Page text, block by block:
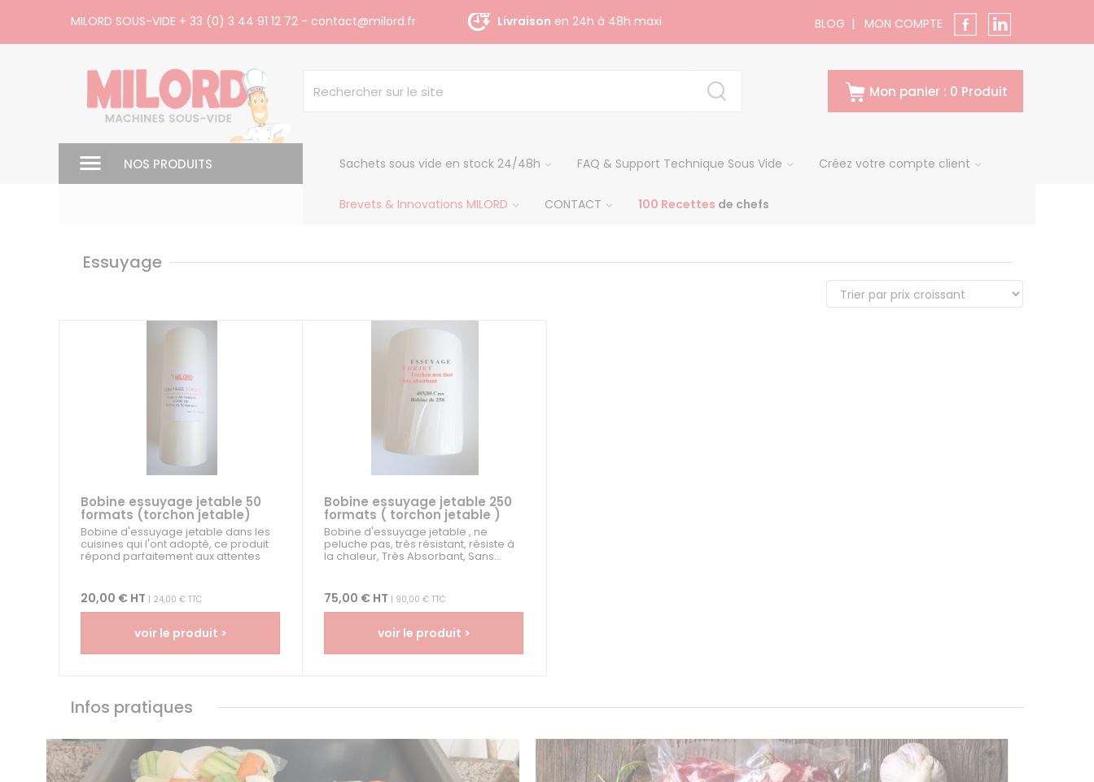
MILORD SOUS-VIDE + 33 (0) 3 44 91 12 72 - contact@milord.fr Livraison gratuite dès 140 € H.T BLOG | MON COMPTE
Mon panier : 0 Produit
NOS PRODUITS Sachets sous vide en stock 24/48h FAQ & Support Technique Sous Vide Créez votre compte client
Brevets & Innovations MILORD CONTACT 100 Recettes de chefs
Essuyage
Bobine essuyage jetable 50
formats (torchon jetable)
Bobine d'essuyage jetable dans les
cuisines qui l'ont adopté, ce produit
répond parfaitement aux attentes
20,00 € HT | 24,00 € TTC
voir le produit >
Bobine essuyage jetable 250
formats ( torchon jetable )
Bobine d'essuyage jetable , ne
peluche pas, très résistant, résiste à
la chaleur, Très Absorbant, Sans...
75,00 € HT | 90,00 € TTC
voir le produit >
Infos pratiques